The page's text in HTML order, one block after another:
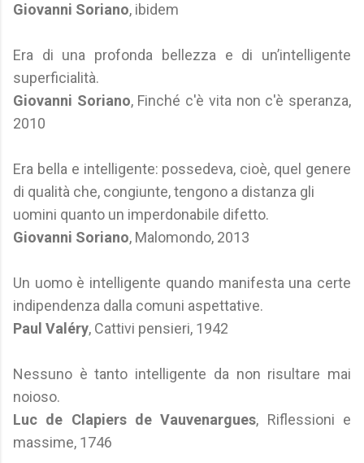
Giovanni Soriano, ibidem
Era di una profonda bellezza e di un’intelligente
superficialità.
Giovanni Soriano, Finché c'è vita non c'è speranza,
2010
Era bella e intelligente: possedeva, cioè, quel genere
di qualità che, congiunte, tengono a distanza gli
uomini quanto un imperdonabile difetto.
Giovanni Soriano, Malomondo, 2013
Un uomo è intelligente quando manifesta una certe
indipendenza dalla comuni aspettative.
Paul Valéry, Cattivi pensieri, 1942
Nessuno è tanto intelligente da non risultare mai
noioso.
Luc de Clapiers de Vauvenargues, Riflessioni e
massime, 1746